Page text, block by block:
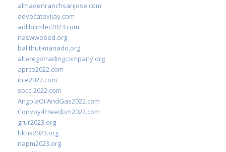
almadenranchsanjose.com
advocatevijay.com
adlibilimler2023.com
naswwebed.org
balithut-manado.org
alteregotradingcompany.org
aprce2022.com
ibie2022.com
sbcc-2022.com
AngolaOilAndGas2022.com
Convoy4Freedom2022.com
grur2023.org
hkhk2023.org
napm2023.org